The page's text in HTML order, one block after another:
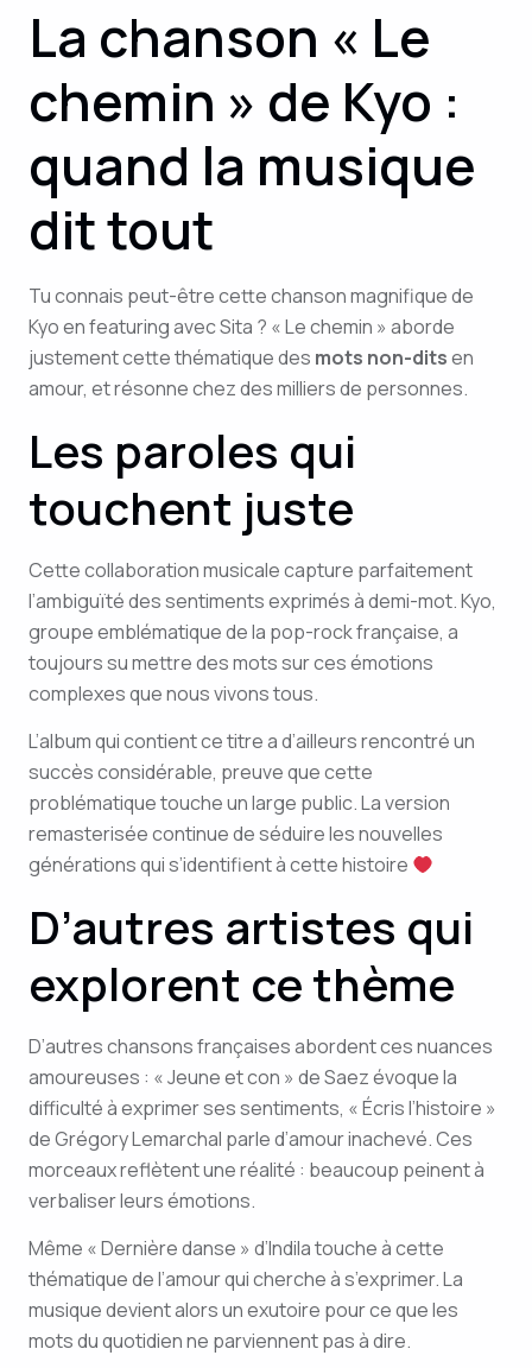
La chanson « Le
chemin » de Kyo :
quand la musique
dit tout
Tu connais peut-être cette chanson magnifique de
Kyo en featuring avec Sita ? « Le chemin » aborde
justement cette thématique des mots non-ditsen
amour, et résonne chez des milliers de personnes.
Les paroles qui
touchent juste
Cette collaboration musicale capture parfaitement
l’ambiguïté des sentiments exprimés à demi-mot. Kyo,
groupe emblématique de la pop-rock française, a
toujours su mettre des mots sur ces émotions
complexes que nous vivons tous.
L’album qui contient ce titre a d’ailleurs rencontré un
succès considérable, preuve que cette
problématique touche un large public. La version
remasterisée continue de séduire les nouvelles
générations qui s’identifient à cette histoire
D’autres artistes qui
explorent ce thème
D’autres chansons françaises abordent ces nuances
amoureuses : « Jeune et con » de Saez évoque la
difficulté à exprimer ses sentiments, « Écris l’histoire »
de Grégory Lemarchal parle d’amour inachevé. Ces
morceaux reflètent une réalité : beaucoup peinent à
verbaliser leurs émotions.
Même « Dernière danse » d’Indila touche à cette
thématique de l’amour qui cherche à s’exprimer. La
musique devient alors un exutoire pour ce que les
mots du quotidien ne parviennent pas à dire.